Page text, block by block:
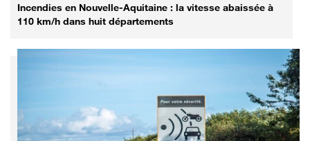
Incendies en Nouvelle-Aquitaine : la vitesse abaissée à
110 km/h dans huit départements